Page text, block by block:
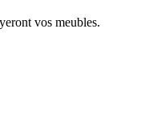
vos meubles.